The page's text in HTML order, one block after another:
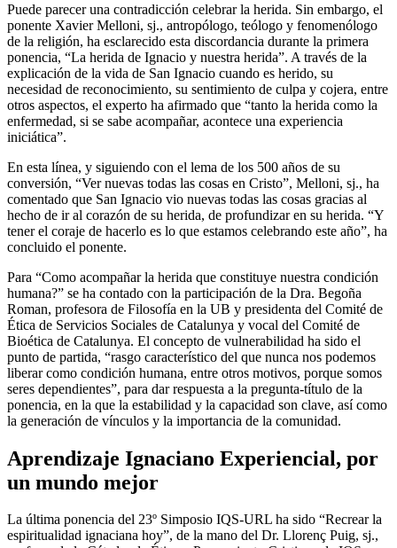
Puede parecer una contradicción celebrar la herida. Sin embargo, el
ponente Xavier Melloni, sj., antropólogo, teólogo y fenomenólogo
de la religión, ha esclarecido esta discordancia durante la primera
ponencia, “La herida de Ignacio y nuestra herida”. A través de la
explicación de la vida de San Ignacio cuando es herido, su
necesidad de reconocimiento, su sentimiento de culpa y cojera, entre
otros aspectos, el experto ha afirmado que “tanto la herida como la
enfermedad, si se sabe acompañar, acontece una experiencia
iniciática”.
En esta línea, y siguiendo con el lema de los 500 años de su
conversión, “Ver nuevas todas las cosas en Cristo”, Melloni, sj., ha
comentado que San Ignacio vio nuevas todas las cosas gracias al
hecho de ir al corazón de su herida, de profundizar en su herida. “Y
tener el coraje de hacerlo es lo que estamos celebrando este año”, ha
concluido el ponente.
Para “Como acompañar la herida que constituye nuestra condición
humana?” se ha contado con la participación de la Dra. Begoña
Roman, profesora de Filosofía en la UB y presidenta del Comité de
Ética de Servicios Sociales de Catalunya y vocal del Comité de
Bioética de Catalunya. El concepto de vulnerabilidad ha sido el
punto de partida, “rasgo característico del que nunca nos podemos
liberar como condición humana, entre otros motivos, porque somos
seres dependientes”, para dar respuesta a la pregunta-título de la
ponencia, en la que la estabilidad y la capacidad son clave, así como
la generación de vínculos y la importancia de la comunidad.
Aprendizaje Ignaciano Experiencial, por
un mundo mejor
La última ponencia del 23º Simposio IQS-URL ha sido “Recrear la
espiritualidad ignaciana hoy”, de la mano del Dr. Llorenç Puig, sj.,